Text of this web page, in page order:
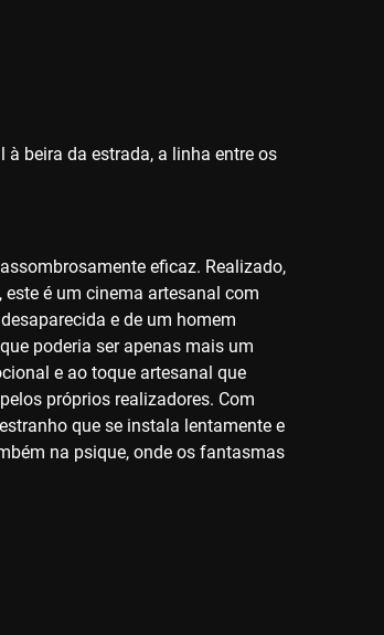
beira da estrada, a linha entre os
eficaz. Realizado,
é um cinema artesanal com
e de um homem
poderia ser apenas mais um
e ao toque artesanal que
próprios realizadores. Com
que se instala lentamente e
na psique, onde os fantasmas